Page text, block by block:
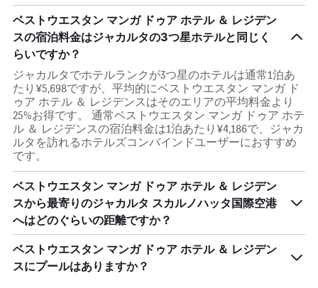
ベストウエスタン マンガ ドゥア ホテル ＆ レジデン
スの宿泊料金はジャカルタの3つ星ホテルと同じく
らいですか？
ジャカルタでホテルランクが3つ星のホテルは通常1泊あ
たり¥5,698ですが、平均的にベストウエスタン マンガ ド
ゥア ホテル ＆ レジデンスはそのエリアの平均料金より
25%お得です。 通常ベストウエスタン マンガ ドゥア ホテ
ル ＆ レジデンスの宿泊料金は1泊あたり¥4,186で、ジャカ
ルタを訪れるホテルズコンバインドユーザーにおすすめ
です。
ベストウエスタン マンガ ドゥア ホテル ＆ レジデン
スから最寄りのジャカルタ スカルノハッタ国際空港
へはどのぐらいの距離ですか？
ベストウエスタン マンガ ドゥア ホテル ＆ レジデン
スにプールはありますか？